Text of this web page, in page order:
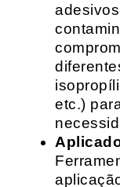
etc.)